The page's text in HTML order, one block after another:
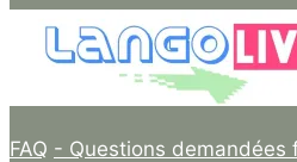
FAQ - Questions demandées